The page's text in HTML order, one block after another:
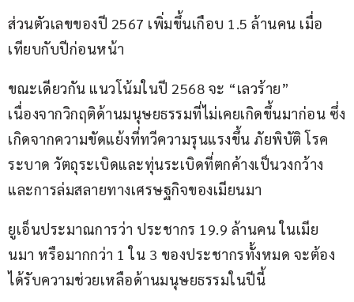
ส่วนตัวเลขของปี 2567 เพิ่มขึ้นเกือบ 1.5 ล้านคน เมื่อ
เทียบกับปีก่อนหน้า
ขณะเดียวกัน แนวโน้มในปี 2568 จะ “เลวร้าย”
เนื่องจากวิกฤติด้านมนุษยธรรมที่ไม่เคยเกิดขึ้นมาก่อน ซึ่ง
เกิดจากความขัดแย้งที่ทวีความรุนแรงขึ้น ภัยพิบัติ โรค
ระบาด วัตถุระเบิดและทุ่นระเบิดที่ตกค้างเป็นวงกว้าง
และการล่มสลายทางเศรษฐกิจของเมียนมา
ยูเอ็นประมาณการว่า ประชากร 19.9 ล้านคน ในเมีย
นมา หรือมากกว่า 1 ใน 3 ของประชากรทั้งหมด จะต้อง
ได้รับความช่วยเหลือด้านมนุษยธรรมในปีนี้